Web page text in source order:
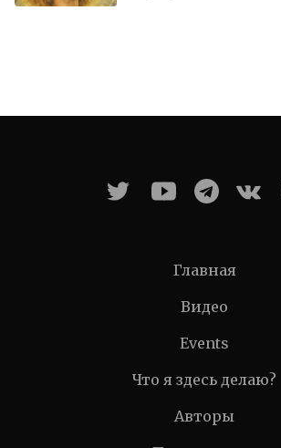
Главная
Видео
Events
Что я здесь делаю?
Авторы